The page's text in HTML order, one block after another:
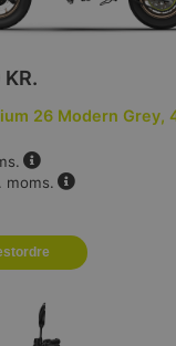
26 Modern Grey,
moms.